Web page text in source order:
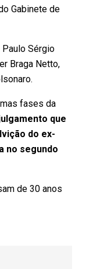
Gabinete de
Sérgio
Braga Netto,
fases da
que
do ex-
no segundo
de 30 anos